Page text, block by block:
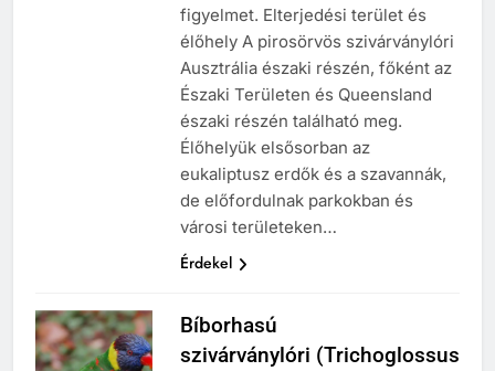
figyelmet. Elterjedési terület és
élőhely A pirosörvös szivárványlóri
Ausztrália északi részén, főként az
Északi Területen és Queensland
északi részén található meg.
Élőhelyük elsősorban az
eukaliptusz erdők és a szavannák,
de előfordulnak parkokban és
városi területeken…
Érdekel
Bíborhasú
szivárványlóri (Trichoglossus